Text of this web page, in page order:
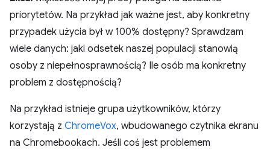
priorytetów. Na przykład jak ważne jest, aby konkretny
przypadek użycia był w 100% dostępny? Sprawdzam
wiele danych: jaki odsetek naszej populacji stanowią
osoby z niepełnosprawnością? Ile osób ma konkretny
problem z dostępnością?
Na przykład istnieje grupa użytkowników, którzy
korzystają z ChromeVox, wbudowanego czytnika ekranu
na Chromebookach. Jeśli coś jest problemem